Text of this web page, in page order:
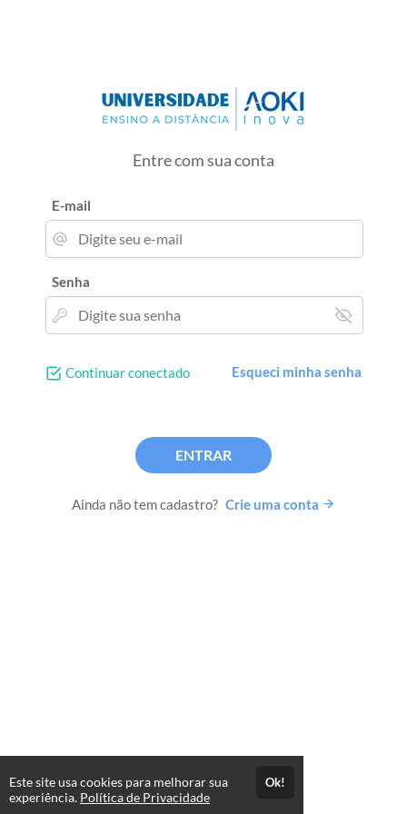
Entre com sua conta
E-mail
Senha
Continuar conectado Esqueci minha senha
ENTRAR
Ainda não tem cadastro? Crie uma conta
Este site usa cookies para melhorar sua
experiência. Política de Privacidade
Ok!